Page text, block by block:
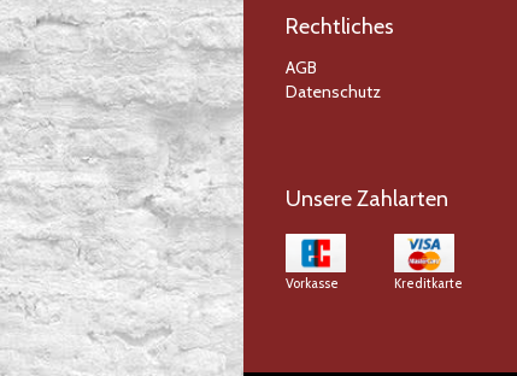
Rechtliches
AGB
Datenschutz
Unsere Zahlarten
Vorkasse Kreditkarte